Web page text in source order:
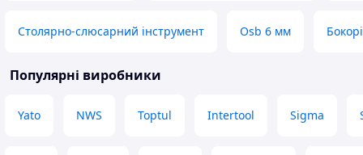
Столярно-слюсарний інструмент Osb 6 мм
Популярні виробники
Yato NWS Toptul Intertool Sigma